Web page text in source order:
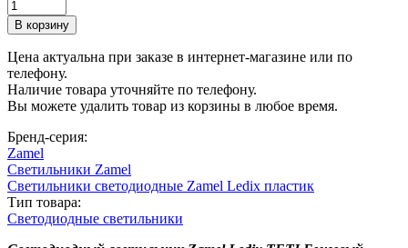
Цена актуальна при заказе в интернет-магазине или по
телефону.
Наличие товара уточняйте по телефону.
Вы можете удалить товар из корзины в любое время.
Бренд-серия:
Zamel
Светильники Zamel
Светильники светодиодные Zamel Ledix пластик
Тип товара:
Светодиодные светильники